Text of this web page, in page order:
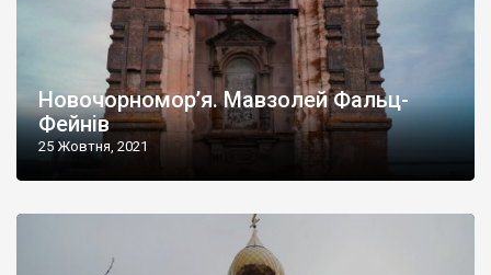
Новочорномор’я. Мавзолей Фальц-
Фейнів
25 Жовтня, 2021